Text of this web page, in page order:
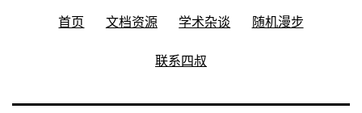
首页 文档资源 学术杂谈 随机漫步
联系四叔